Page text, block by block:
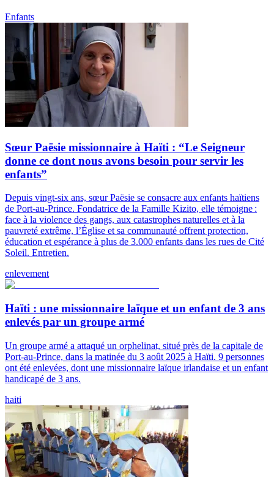
Enfants
Sœur Paësie missionnaire à Haïti : “Le Seigneur
donne ce dont nous avons besoin pour servir les
enfants”
Depuis vingt-six ans, sœur Paësie se consacre aux enfants haïtiens
de Port-au-Prince. Fondatrice de la Famille Kizito, elle témoigne :
face à la violence des gangs, aux catastrophes naturelles et à la
pauvreté extrême, l’Église et sa communauté offrent protection,
éducation et espérance à plus de 3.000 enfants dans les rues de Cité
Soleil. Entretien.
enlevement
Haïti : une missionnaire laïque et un enfant de 3 ans
enlevés par un groupe armé
Un groupe armé a attaqué un orphelinat, situé près de la capitale de
Port-au-Prince, dans la matinée du 3 août 2025 à Haïti. 9 personnes
ont été enlevées, dont une missionnaire laïque irlandaise et un enfant
handicapé de 3 ans.
haiti